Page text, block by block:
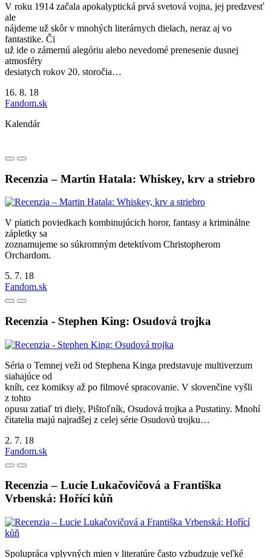
V roku 1914 začala apokalyptická prvá svetová vojna, jej predzvesť
ale
nájdeme už skôr v mnohých literárnych dielach, neraz aj vo
fantastike. Či
už ide o zámernú alegóriu alebo nevedomé prenesenie dusnej
atmosféry
desiatych rokov 20. storočia…
16. 8. 18
Fandom.sk
Kalendár
Recenzia – Martin Hatala: Whiskey, krv a striebro
V piatich poviedkach kombinujúcich horor, fantasy a kriminálne
zápletky sa
zoznamujeme so súkromným detektívom Christopherom
Orchardom.
5. 7. 18
Fandom.sk
Recenzia - Stephen King: Osudová trojka
Séria o Temnej veži od Stephena Kinga predstavuje multiverzum
siahajúce od
kníh, cez komiksy až po filmové spracovanie. V slovenčine vyšli
z tohto
opusu zatiaľ tri diely, Pištoľník, Osudová trojka a Pustatiny. Mnohí
čitatelia majú najradšej z celej série Osudovú trojku…
2. 7. 18
Fandom.sk
Recenzia – Lucie Lukačovičová a Františka
Vrbenská: Hořící kůň
Spolupráca vplyvných mien v literatúre často vzbudzuje veľké